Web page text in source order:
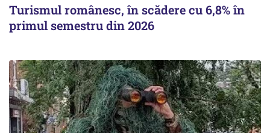
Turismul românesc, în scădere cu 6,8% în
primul semestru din 2026